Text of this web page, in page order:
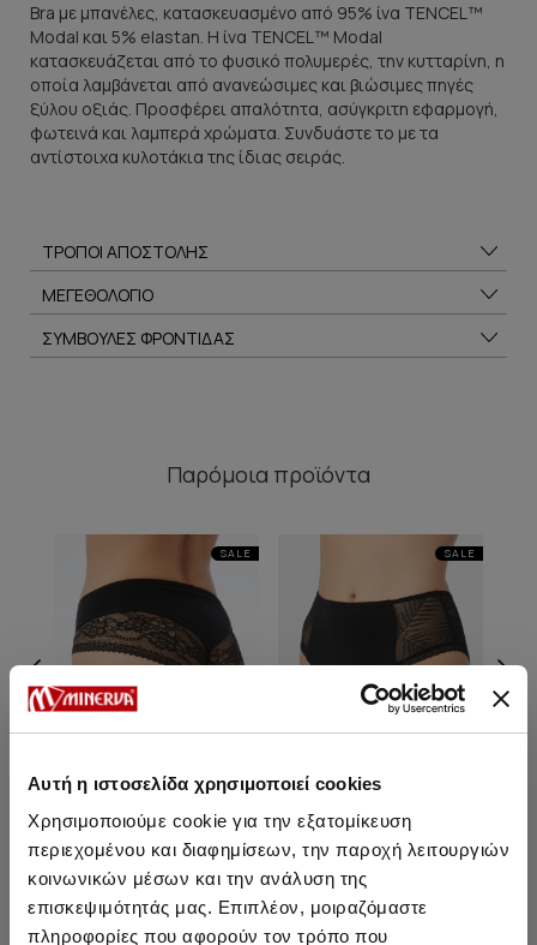
Αυτή η ιστοσελίδα χρησιμοποιεί cookies
Χρησιμοποιούμε cookie για την εξατομίκευση
περιεχομένου και διαφημίσεων, την παροχή λειτουργιών
κοινωνικών μέσων και την ανάλυση της
επισκεψιμότητάς μας. Επιπλέον, μοιραζόμαστε
πληροφορίες που αφορούν τον τρόπο που
Bra με μπανέλες, κατασκευασμένo από 95% ίνα TENCEL™
Modal και 5% elastan. H ίνα TENCEL™ Modal
κατασκευάζεται από το φυσικό πολυμερές, την κυτταρίνη, η
οποία λαμβάνεται από ανανεώσιμες και βιώσιμες πηγές
ξύλου οξιάς. Προσφέρει απαλότητα, ασύγκριτη εφαρμογή,
φωτεινά και λαμπερά χρώματα. Συνδυάστε το με τα
αντίστοιχα κυλοτάκια της ίδιας σειράς.
ΤΡΟΠΟΙ ΑΠΟΣΤΟΛΗΣ
ΜΕΓΕΘΟΛΟΓΙΟ
ΣΥΜΒΟΥΛΕΣ ΦΡΟΝΤΙΔΑΣ
Παρόμοια προϊόντα
SALE
Softie TENCEL™ Modal
Γυναικεία Culotte με
δαντέλα
18,50 €15,70 €
SALE
Softie TENCEL™ Modal
Γυνακεία Midi Culotte με
τούλι
17,40 €14,75 €